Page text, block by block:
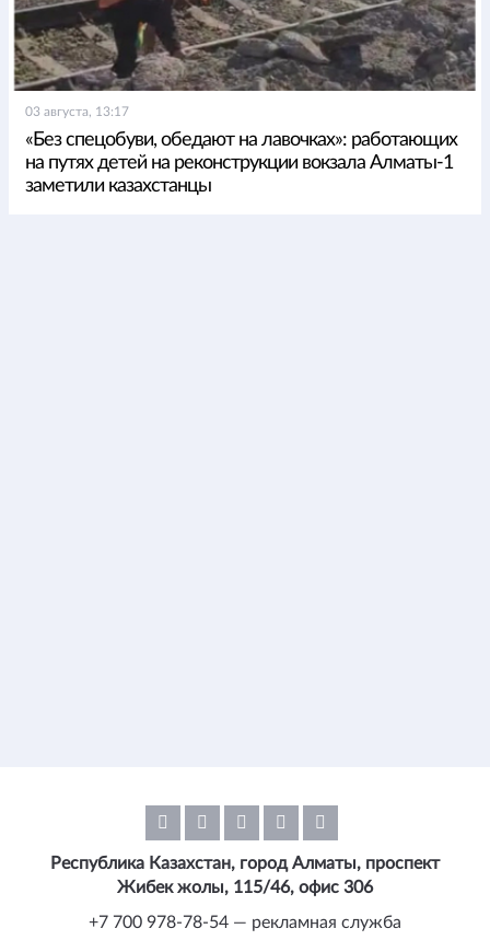
03 августа, 13:17
«Без спецобуви, обедают на лавочках»: работающих
на путях детей на реконструкции вокзала Алматы-1
заметили казахстанцы
Республика Казахстан, город Алматы, проспект
Жибек жолы, 115/46, офис 306
+7 700 978-78-54 — рекламная служба